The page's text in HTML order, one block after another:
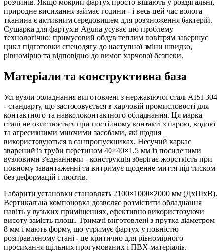
розчинів. Якщо мокрий фартух просто вішають у роздягальні,
природне висихання займає години - і весь цей час волога
тканина є активним середовищем для розмноження бактерій.
Сушарка для фартухів Aguna усуває цю проблему
технологічно: примусовий обдув теплим повітрям завершує
цикл підготовки спецодягу до наступної зміни швидко,
рівномірно та відповідно до вимог харчової безпеки.
Матеріали та конструктивна база
Усі вузли обладнання виготовлені з нержавіючої сталі AISI 304
- стандарту, що застосовується в харчовій промисловості для
контактного та навколоконтактного обладнання. Ця марка
сталі не окислюється при постійному контакті з парою, водою
та агресивними миючими засобами, які щодня
використовуються в санпропускниках. Несучий каркас
зварений із труби перетином 40×40×1,5 мм із посиленими
вузловими з'єднаннями - конструкція зберігає жорсткість при
повному завантаженні та витримує щоденне миття під тиском
без деформацій і люфтів.
Габарити установки становлять 2100×1000×2000 мм (ДхШхВ).
Вертикальна компоновка дозволяє розмістити обладнання
навіть у вузьких приміщеннях, ефективно використовуючи
висоту замість площі. Тримачі виготовлені з прутка діаметром
8 мм і мають форму, що утримує фартух у повністю
розправленому стані - це критично для рівномірного
просихання щільних прогумованих і ПВХ-матеріалів.